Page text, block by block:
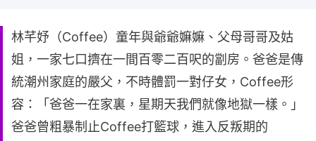
林芊妤（Coffee）童年與爺爺嫲嫲、父母哥哥及姑
姐，一家七口擠在一間百零二百呎的劏房。爸爸是傳
統潮州家庭的嚴父，不時體罰一對仔女，Coffee形
容：「爸爸一在家裏，星期天我們就像地獄一樣。」
爸爸曾粗暴制止Coffee打籃球，進入反叛期的